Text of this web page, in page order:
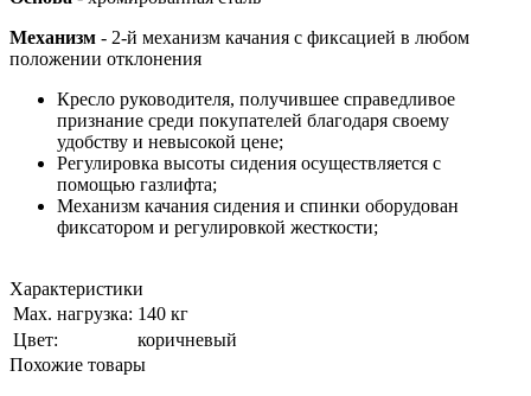
Механизм - 2-й механизм качания с фиксацией в любом
положении отклонения
Кресло руководителя, получившее справедливое
признание среди покупателей благодаря своему
удобству и невысокой цене;
Регулировка высоты сидения осуществляется с
помощью газлифта;
Механизм качания сидения и спинки оборудован
фиксатором и регулировкой жесткости;
Характеристики
Мах. нагрузка: 140 кг
Цвет:
коричневый
Похожие товары